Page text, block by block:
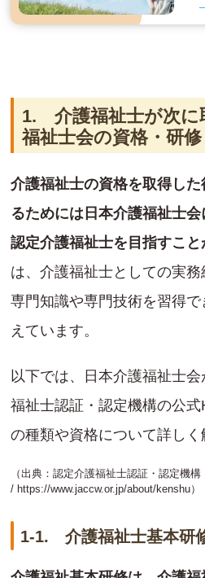
1. 介護福祉士が次に
福祉士会の資格・研修
介護福祉士の資格を取得し
るためには日本介護福祉士会
認定介護福祉士を目指すこ
は、介護福祉士としての実
専門知識や専門技術を習得
えています。
以下では、日本介護福祉士
福祉士認証・認定機構の公
の種類や資格について詳しく
（出典：認定介護福祉士認証・認定機構
/ https://www.jaccw.or.jp/about/kenshu）
1-1. 介護福祉士基本研